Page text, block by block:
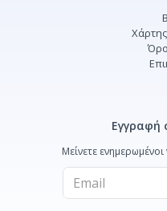
Εγγραφή
Μείνετε